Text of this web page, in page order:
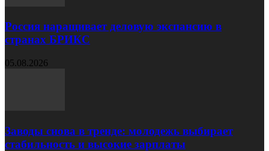
Россия наращивает деловую экспансию в
странах БРИКС
05.08.2026
Заводы снова в тренде: молодежь выбирает
стабильность и высокие зарплаты